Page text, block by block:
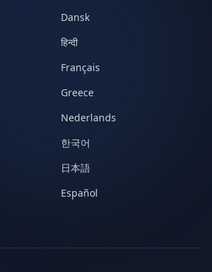
Dansk
हिन्दी
Français
Greece
Nederlands
한국어
日本語
Español